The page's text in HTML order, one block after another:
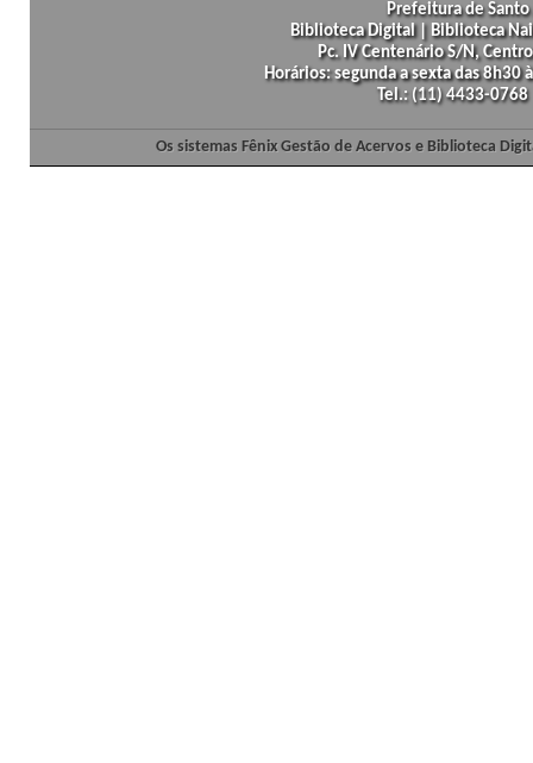
Prefeitura de
Biblioteca Digital | Biblioteca
Pc. IV Centenário S/N,
Horários: segunda a sexta das
Tel.: (11) 4433-
Os sistemas Fênix Gestão de Acervos e Biblioteca